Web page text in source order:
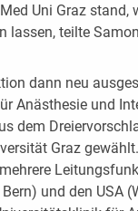
Uni Graz stand,
lassen, teilte
dann neu
Anästhesie und
dem
Graz
und den USA